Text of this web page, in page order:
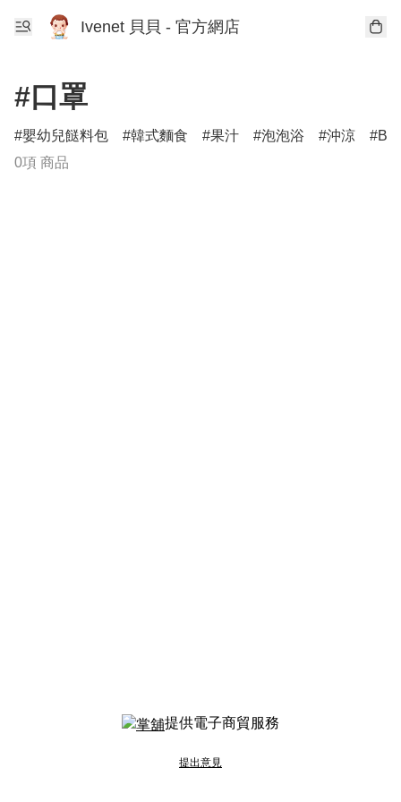
Ivenet 貝貝 - 官方網店
#口罩
嬰幼兒餸料包 韓式麵食 果汁 泡泡浴 沖涼
BB
0項 商品
提供電子商貿服務
提出意見